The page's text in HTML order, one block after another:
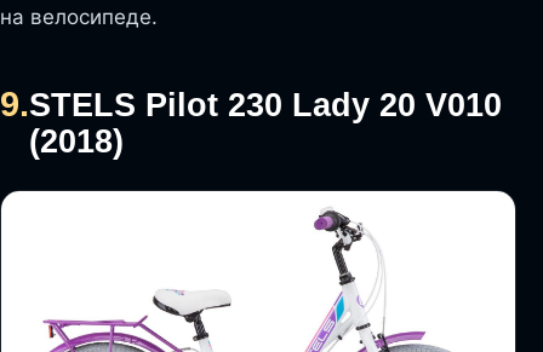
на велосипеде.
9.STELS Pilot 230 Lady 20 V010
(2018)